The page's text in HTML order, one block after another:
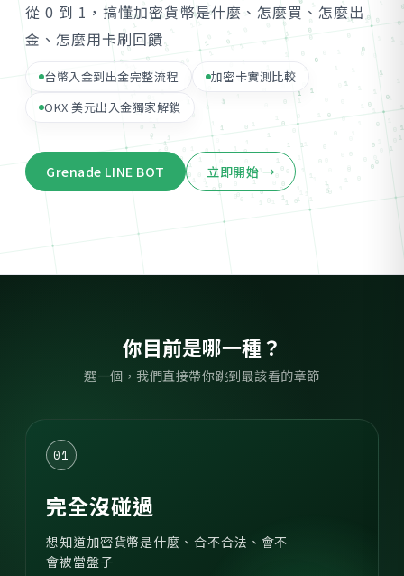
從 0 到 1，搞懂加密貨幣是什麼、怎麼買、怎麼出
金、怎麼用卡刷回饋
台幣入金到出金完整流程
加密卡實測比較
OKX 美元出入金獨家解鎖
Grenade LINE BOT 立即開始 →
你目前是哪一種？
選一個，我們直接帶你跳到最該看的章節
01
完全沒碰過
想知道加密貨幣是什麼、合不合法、會不
會被當盤子